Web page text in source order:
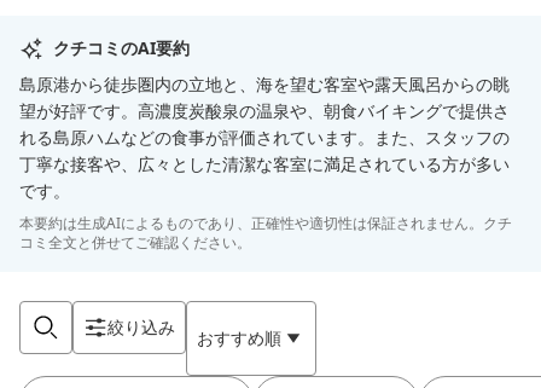
クチコミのAI要約
島原港から徒歩圏内の立地と、海を望む客室や露天風呂からの眺
望が好評です。高濃度炭酸泉の温泉や、朝食バイキングで提供さ
れる島原ハムなどの食事が評価されています。また、スタッフの
丁寧な接客や、広々とした清潔な客室に満足されている方が多い
です。
本要約は生成AIによるものであり、正確性や適切性は保証されません。クチ
コミ全文と併せてご確認ください。
絞り込み おすすめ順